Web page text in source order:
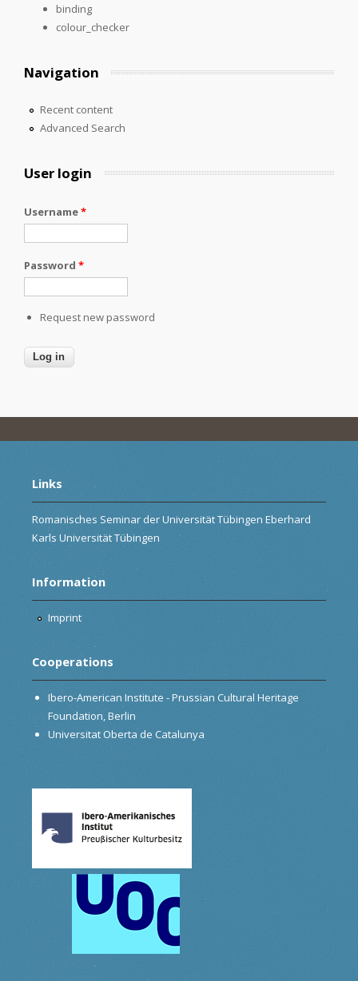
binding
colour_checker
Navigation
Recent content
Advanced Search
User login
Username*
Password *
Request new password
Links
Romanisches Seminar der Universität Tübingen Eberhard
Karls Universität Tübingen
Information
Imprint
Cooperations
Ibero-American Institute - Prussian Cultural Heritage
Foundation, Berlin
Universitat Oberta de Catalunya